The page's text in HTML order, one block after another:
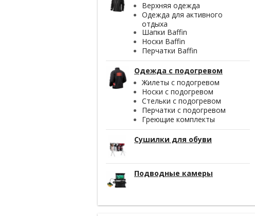
Верхняя одежда
Одежда для активного
отдыха
Шапки Baffin
Носки Baffin
Перчатки Baffin
Одежда с подогревом
Жилеты с подогревом
Носки с подогревом
Стельки с подогревом
Перчатки с подогревом
Греющие комплекты
Сушилки для обуви
Подводные камеры